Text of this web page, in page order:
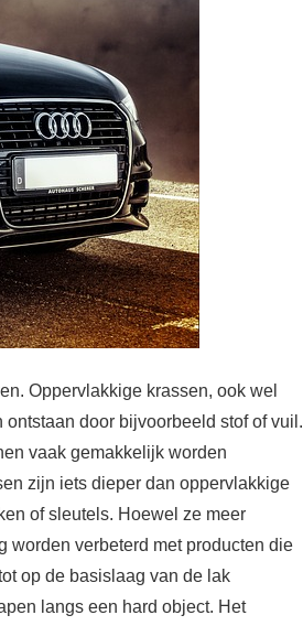
Oppervlakkige krassen, ook wel
door bijvoorbeeld stof of vuil.
vaak gemakkelijk worden
zijn iets dieper dan oppervlakkige
of sleutels. Hoewel ze meer
worden verbeterd met producten die
op de basislaag van de lak
langs een hard object. Het